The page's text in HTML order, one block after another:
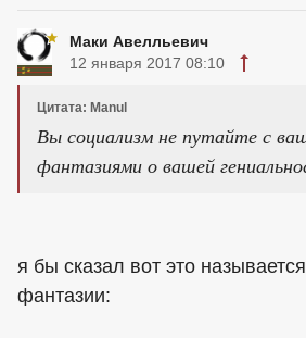
Маки Авелльевич
12 января 2017 08:10
Цитата: Manul
Вы социализм не путайте с
фантазиями о вашей
я бы сказал вот это
фантазии: